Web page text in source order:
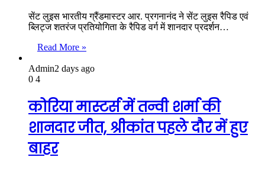
सेंट लुइस भारतीय ग्रैंडमास्टर आर. प्रगनानंद ने सेंट लुइस रैपिड एवं
ब्लिट्ज शतरंज प्रतियोगिता के रैपिड वर्ग में शानदार प्रदर्शन…
Read More »
Admin2 days ago
0 4
कोरिया मास्टर्स में तन्वी शर्मा की
शानदार जीत, श्रीकांत पहले दौर में हुए
बाहर